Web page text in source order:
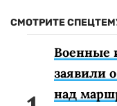
СМОТРИТЕ
Военные
заявили
над